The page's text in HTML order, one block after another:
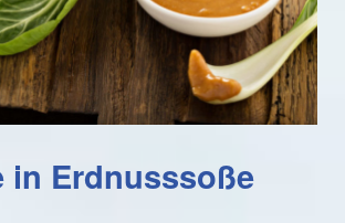
in Erdnusssoße